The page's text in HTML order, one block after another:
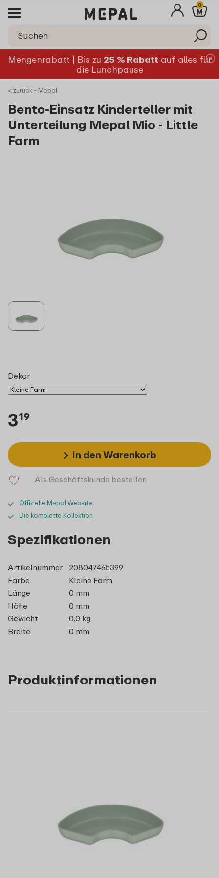
0
Mengenrabatt | Bis zu 25 % Rabatt auf alles für
die Lunchpause
< zurück - Mepal
Bento-Einsatz Kinderteller mit
Unterteilung Mepal Mio - Little
Farm
Dekor
319
In den Warenkorb
Als Geschäftskunde bestellen
Offizielle Mepal Website
Die komplette Kollektion
Produktinformationen
Spezifikationen
Artikelnummer
208047465399
Farbe
Kleine Farm
Länge
0 mm
Höhe
0 mm
Gewicht
0,0 kg
Breite
0 mm